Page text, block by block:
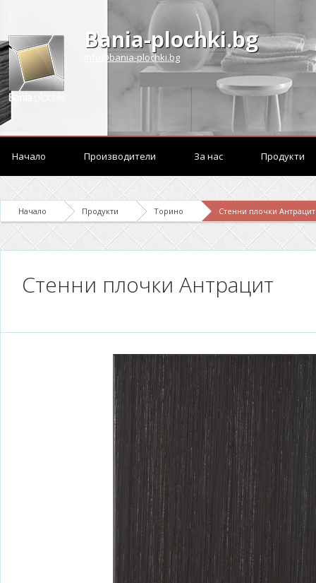
Bania-plochki.bg
info@bania-plochki.bg
Начало Производители За нас Продукти
Начало Продукти Торино Стенни плочки Антрацит
Стенни плочки Антрацит